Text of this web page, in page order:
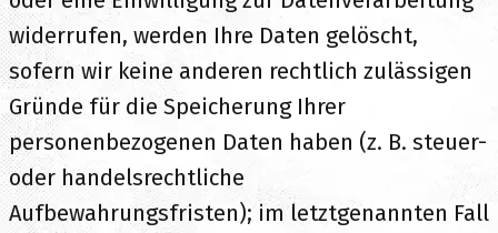
widerrufen, werden Ihre Daten gelöscht,
sofern wir keine anderen rechtlich zulässigen
Gründe für die Speicherung Ihrer
personenbezogenen Daten haben (z. B. steuer-
oder handelsrechtliche
Aufbewahrungsfristen); im letztgenannten Fall